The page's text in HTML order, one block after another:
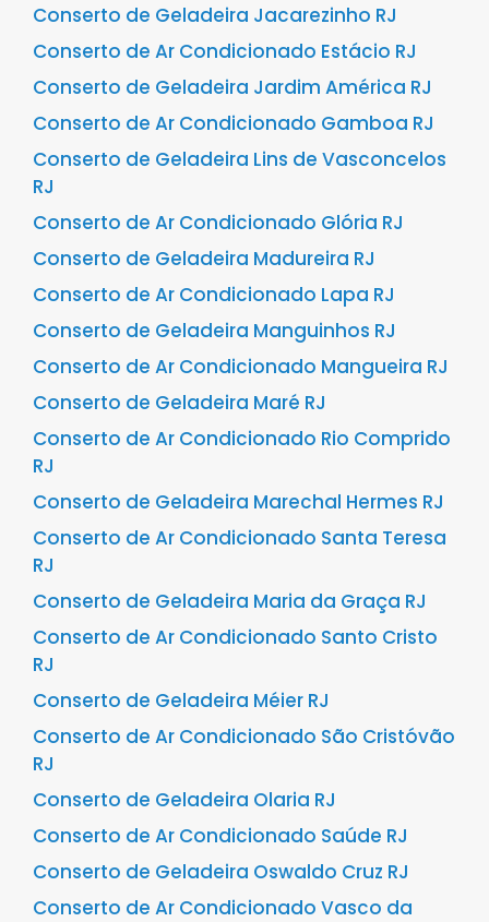
Conserto de Geladeira Jacarezinho RJ
Conserto de Ar Condicionado Estácio RJ
Conserto de Geladeira Jardim América RJ
Conserto de Ar Condicionado Gamboa RJ
Conserto de Geladeira Lins de Vasconcelos
RJ
Conserto de Ar Condicionado Glória RJ
Conserto de Geladeira Madureira RJ
Conserto de Ar Condicionado Lapa RJ
Conserto de Geladeira Manguinhos RJ
Conserto de Ar Condicionado Mangueira RJ
Conserto de Geladeira Maré RJ
Conserto de Ar Condicionado Rio Comprido
RJ
Conserto de Geladeira Marechal Hermes RJ
Conserto de Ar Condicionado Santa Teresa
RJ
Conserto de Geladeira Maria da Graça RJ
Conserto de Ar Condicionado Santo Cristo
RJ
Conserto de Geladeira Méier RJ
Conserto de Ar Condicionado São Cristóvão
RJ
Conserto de Geladeira Olaria RJ
Conserto de Ar Condicionado Saúde RJ
Conserto de Geladeira Oswaldo Cruz RJ
Conserto de Ar Condicionado Vasco da